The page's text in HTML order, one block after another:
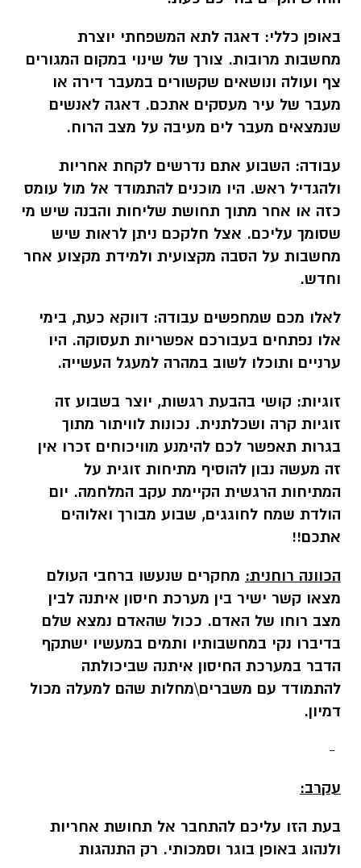
באופן כללי: דאגה לתא המשפחתי יוצרת
מחשבות מרובות. צורך של שינוי במקום המגורים
צף ועולה ונושאים שקשורים במעבר דירה או
מעבר של עיר מעסקים אתכם. דאגה לאנשים
שנמצאים מעבר לים מעיבה על מצב הרוח.
עבודה: השבוע אתם נדרשים לקחת אחריות
ולהגדיל ראש. היו מוכנים להתמודד אל מול עומס
כזה או אחר מתוך תחושת שליחות והבנה שיש מי
שסומך עליכם. אצל חלקכם ניתן לראות שיש
מחשבות על הסבה מקצועית ולמידת מקצוע אחר
וחדש.
לאלו מכם שמחפשים עבודה: דווקא כעת, בימי
אלו נפתחים בעבורכם אפשריות תעסוקה. היו
ערניים ותוכלו לשוב במהרה למעגל העשייה.
זוגיות: קושי בהבעת רגשות, יוצר בשבוע זה
זוגיות קרה ושכלתנית. נכונות לוויתור מתוך
בגרות תאפשר לכם להימנע מוויכוחים זכרו אין
זה מעשה נבון להוסיף מתיחות זוגית על
המתיחות הרגשית הקיימת עקב המלחמה. יום
הולדת שמח לחוגגים, שבוע מבורך ואלוהים
אתכם!!
הכוונה רוחנית: מחקרים שנעשו ברחבי העולם
מצאו קשר ישיר בין מערכת חיסון איתנה לבין
מצב רוחו של האדם. ככול שהאדם נמצא שלם
בדיברו נקי במחשבותיו ותמים במעשיו ישתקף
הדבר במערכת החיסון איתנה שביכולתה
להתמודד עם משברים\מחלות שהם למעלה מכול
דמיון.
-
עקרב:
בעת הזו עליכם להתחבר אל תחושת אחריות
ולנהוג באופן בוגר וסמכותי. רק התנהגות